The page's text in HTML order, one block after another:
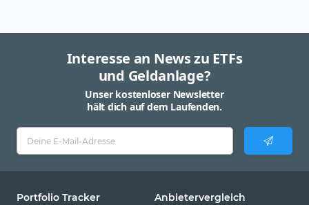
Interesse an News zu ETFs
und Geldanlage?
Unser kostenloser Newsletter
hält dich auf dem Laufenden.
Portfolio Tracker Anbietervergleich